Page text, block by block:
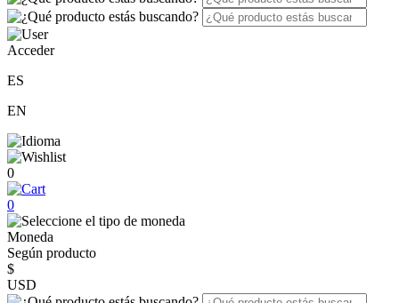
Acceder
ES
EN
0
0
Moneda
Según producto
$
USD